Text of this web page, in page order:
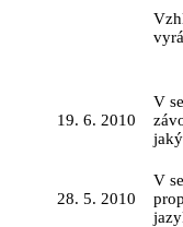
19. 6. 2010
V
28. 5. 2010
V